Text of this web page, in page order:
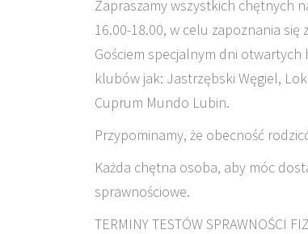
Zapraszamy wszystkich chętnych
16.00-18.00, w celu zapoznania się
Gościem specjalnym dni otwartych
klubów jak: Jastrzębski Węgiel,
Cuprum Mundo Lubin.
Przypominamy, że obecność
Każda chętna osoba, aby móc
sprawnościowe.
TERMINY TESTÓW SPRAWNOŚCI